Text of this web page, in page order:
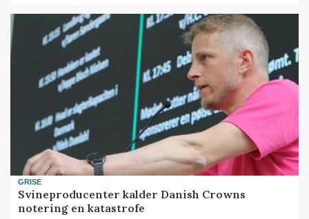
GRISE
Svineproducenter kalder Danish Crowns
notering en katastrofe